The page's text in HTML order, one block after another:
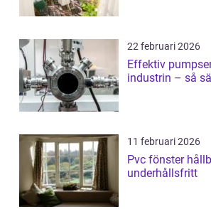
22 februari 2026
Effektiv
industrin – så
11 februari 2026
Pvc fönster hållbart, prisvärt och
underhållsfritt